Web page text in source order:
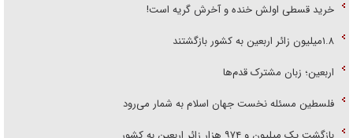
خرید قسطی اولش خنده و آخرش گریه است!
۱.۸میلیون زائر اربعین به کشور بازگشتند
اربعین؛ زبان مشترک قدم‌ها
فلسطین مسئله نخست جهان اسلام به شمار می‌رود